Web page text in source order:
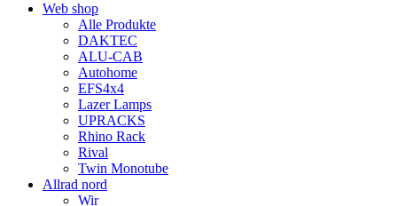
Web shop
Alle Produkte
DAKTEC
ALU-CAB
Autohome
EFS4x4
Lazer Lamps
UPRACKS
Rhino Rack
Rival
Twin Monotube
Allrad nord
Wir